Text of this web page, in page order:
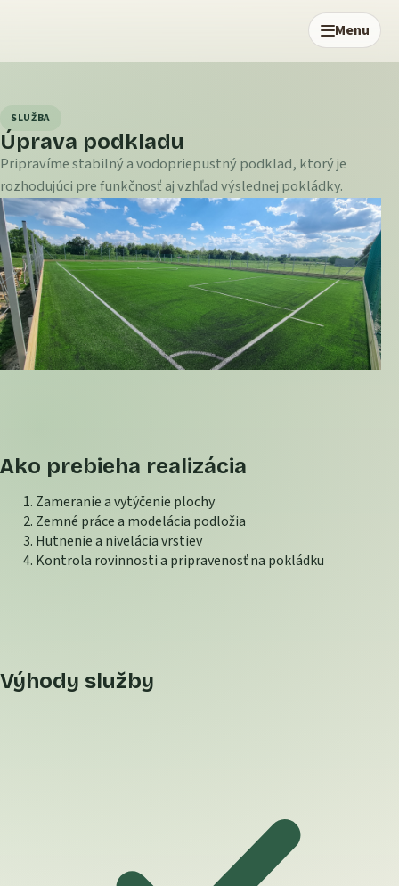
Menu
SLUŽBA
Úprava podkladu
Pripravíme stabilný a vodopriepustný podklad, ktorý je
rozhodujúci pre funkčnosť aj vzhľad výslednej pokládky.
Ako prebieha realizácia
Zameranie a vytýčenie plochy
Zemné práce a modelácia podložia
Hutnenie a nivelácia vrstiev
Kontrola rovinnosti a pripravenosť na pokládku
Výhody služby